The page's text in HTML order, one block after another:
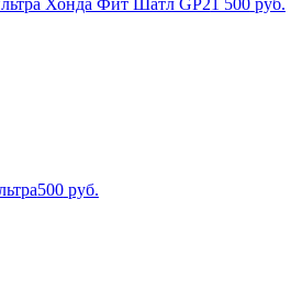
Хонда Фит Шатл GP21 500 руб.
500 руб.